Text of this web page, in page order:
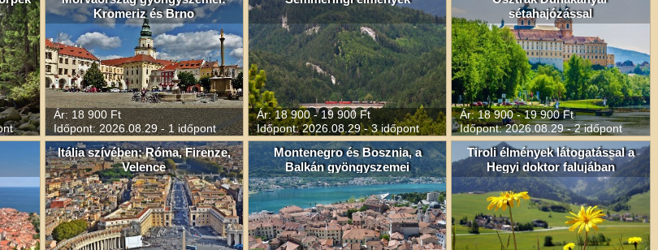
Kromeriz és Brno
Ár: 18 900 Ft
Időpont: 2026.08.29 - 1 időpont
Ár: 18 900 - 19 900 Ft
Időpont: 2026.08.29 - 3 időpont
sétahajózással
Ár: 18 900 - 19 900 Ft
Időpont: 2026.08.29 - 2 időpont
Itália szívében: Róma, Firenze,
Velence
Montenegro és Bosznia, a
Balkán gyöngyszemei
Tiroli élmények látogatással a
Hegyi doktor falujában